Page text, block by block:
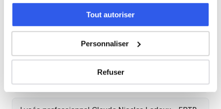
Tout autoriser
Personnaliser
Refuser
Lycée général et technologique de l'ensemble
Sainte-Marie
Lycée Claude Nicolas Ledoux